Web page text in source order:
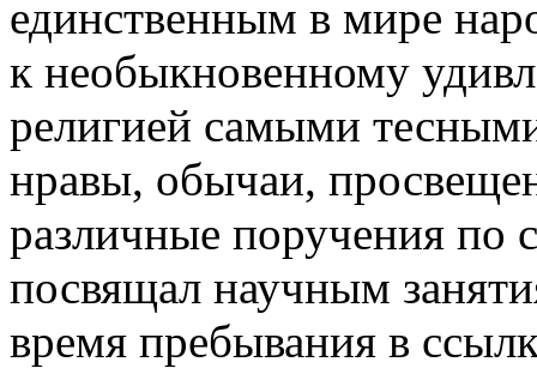
единственным в мире
к необыкновенному
религией самыми
нравы, обычаи,
различные поручения по
посвящал научным
время пребывания в